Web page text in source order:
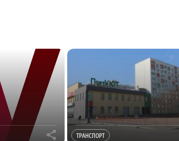
r ТРАНСПОРТ